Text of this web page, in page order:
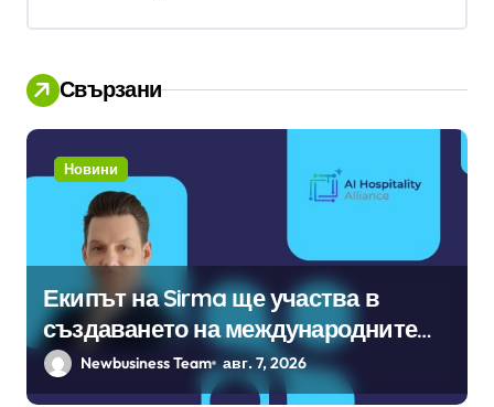
Свързани
Новини
Екипът на Sirma ще участва в
създаването на международните
стандарти за навлизане на
изкуствен интелект в
Newbusiness Team авг. 7, 2026